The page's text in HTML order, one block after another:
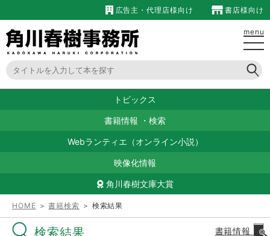
広告主・代理店様向け 書店様向け
menu
トピックス
書籍情報 ・ 検索
Webランティエ（オンライン小説）
映像化情報
角川春樹文庫大賞
HOME ＞書籍検索 ＞ 検索結果
検索結果 書籍情報